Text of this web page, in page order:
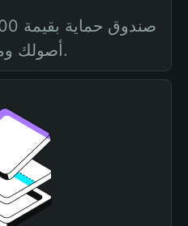
أصولك ومعاملاتك.